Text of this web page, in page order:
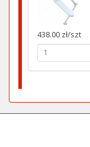
438.00 zł/szt